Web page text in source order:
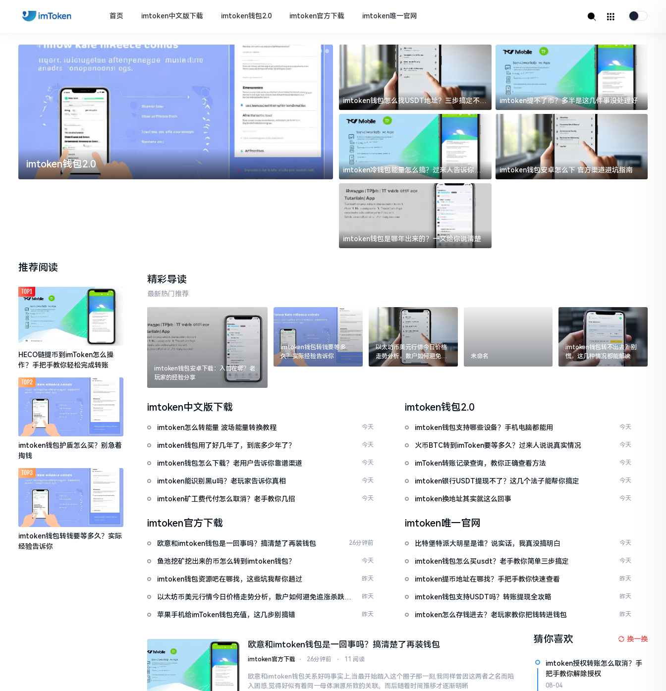
首页 imtoken中文版下载 imtoken钱包2.0 imtoken官方下载 imtoken唯一官网
imtoken钱包2.0 imtoken官方下载
imtoken钱包怎么找USDT地址？三步搞定不踩
坑
imtoken提不了币？多半是这几件事没处理好
imtoken冷钱包能量怎么搞？过来人告诉你门
道
imtoken钱包安卓怎么下 官方渠道避坑指南
imtoken钱包是哪年出来的？一文给你说清楚
推荐阅读
HECO链提币到imToken怎么操
作？手把手教你轻松完成转账
TOP1
imtoken钱包护盾怎么买？别急着
掏钱
TOP2
imtoken钱包转钱要等多久？实际
经验告诉你
TOP3
精彩导读
最新热门推荐
imtoken钱包安卓下载：入口在哪？老
玩家的经验分享
imtoken钱包转钱要等多
久？实际经验告诉你
以太坊币美元行情今日价格
走势分析，散户如何避免追
涨杀跌被套牢
未命名
imtoken钱包转不出去？别
慌，这几种情况都能解决
imtoken中文版下载
imtoken怎么转能量 波场能量转换教程 今天
imtoken钱包用了好几年了，到底多少年了？ 今天
imtoken钱包怎么下载？老用户告诉你靠谱渠道 今天
imtoken能识别黑u吗？老玩家告诉你真相 今天
imtoken矿工费代付怎么取消？老手教你几招 今天
imtoken钱包2.0
imtoken钱包支持哪些设备？手机电脑都能用 今天
火币BTC转到imToken要等多久？过来人说说真实情况 今天
imToken转账记录查询，教你正确查看方法 今天
imtoken银行USDT提现不了？这几个法子能帮你搞定 今天
imtoken换地址其实就这么回事 今天
imtoken官方下载
欧意和imtoken钱包是一回事吗？搞清楚了再装钱包 26分钟前
鱼池挖矿挖出来的币怎么转到imtoken钱包？ 今天
imtoken钱包资源吧在哪找，这些坑我帮你趟过 昨天
以太坊币美元行情今日价格走势分析，散户如何避免追涨杀跌被
昨天
苹果手机给imToken钱包充值，这几步别搞错 昨天
imtoken唯一官网
比特堡特派大明星是谁？说实话，我真没搞明白 今天
imtoken钱包怎么买usdt？老手教你简单三步搞定 今天
imtoken提币地址在哪找？手把手教你快速查看 昨天
imtoken钱包支持USDT吗？转账提现全攻略 昨天
imtoken怎么存钱进去？老玩家教你把钱转进钱包 昨天
欧意和imtoken钱包是一回事吗？搞清楚了再装钱包
imtoken官方下载 ⋅ 26分钟前 ⋅ 11 阅读
欧意和imtoken钱包关系好吗事实上,当最开始踏入这个圈子那一刻,我同样曾因这两者之名而陷
入困惑,觉得好似有着同一母体渊源所致的关联。而后随着时间推移才逐渐明晰
猜你喜欢 换一换
imtoken授权转账怎么取消？手
把手教你解除授权
08-04